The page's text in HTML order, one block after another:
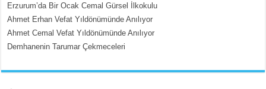
Erzurum’da Bir Ocak Cemal Gürsel İlkokulu
Ahmet Erhan Vefat Yıldönümünde Anılıyor
Ahmet Cemal Vefat Yıldönümünde Anılıyor
Demhanenin Tarumar Çekmeceleri